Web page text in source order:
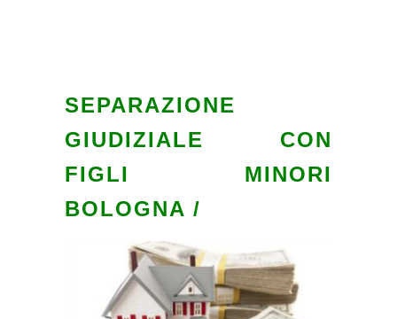
SEPARAZIONE
GIUDIZIALE CON
FIGLI MINORI
BOLOGNA /